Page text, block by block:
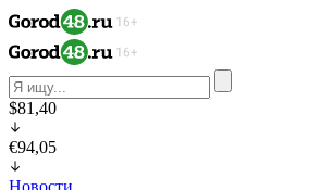
$81,40
€94,05
Новости